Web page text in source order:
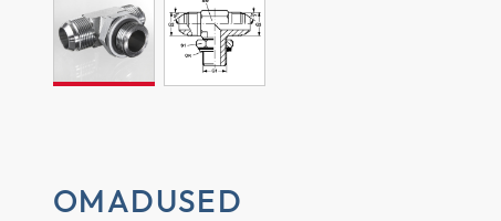
OMADUSED